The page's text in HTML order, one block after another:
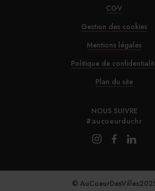
CGV
Gestion des cookies
Mentions légales
Politique de
Plan du site
NOUS SUIVRE
#aucoeurduchr
©